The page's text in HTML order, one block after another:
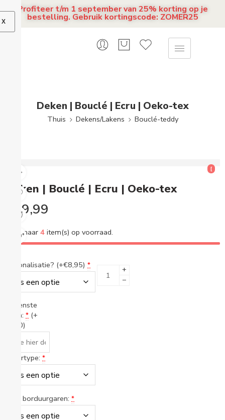
Profiteer t/m 1 september van 25% korting op je
bestelling. Gebruik kortingscode: ZOMER25
X
Deken | Bouclé | Ecru | Oeko-tex
Thuis Dekens/Lakens Bouclé-teddy
[
360°
Deken | Bouclé | Ecru | Oeko-tex
29,99
Nog maar 4 item(s) op voorraad.
Personalisatie? (+€8,95) *
Gewenste
naam: * (+
€0,00)
Lettertype: *
Kleur borduurgaren: *
+
−